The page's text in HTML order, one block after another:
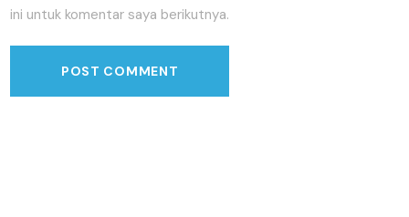
ini untuk komentar saya berikutnya.